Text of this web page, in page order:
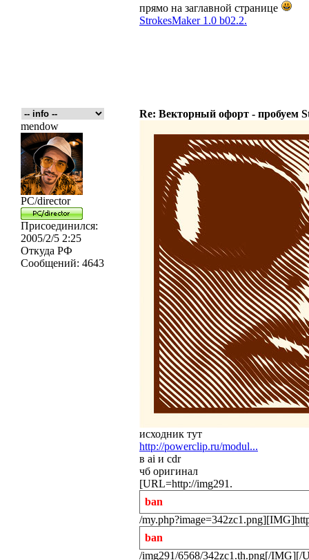
прямо на заглавной странице
StrokesMaker 1.0 b02.2.
Re: Векторный офорт - пробуем
mendow
PC/director
Присоединился:
2005/2/5 2:25
Откуда РФ
Сообщений: 4643
исходник тут
http://powerclip.ru/modul...
в ai и cdr
чб оригинал
[URL=http://img291.
ban
/
ban
/img291/6568/342zc1.th.png[/IMG][/